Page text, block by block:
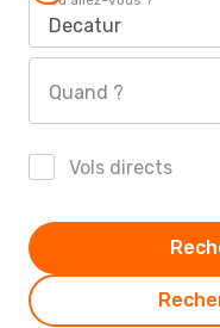
Decatur
Quand ?
Vols directs